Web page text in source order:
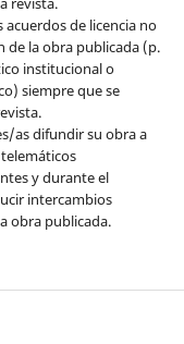
de licencia no
de la obra publicada (p.
institucional o
siempre que se
as difundir su obra a
y durante el
intercambios
obra publicada.